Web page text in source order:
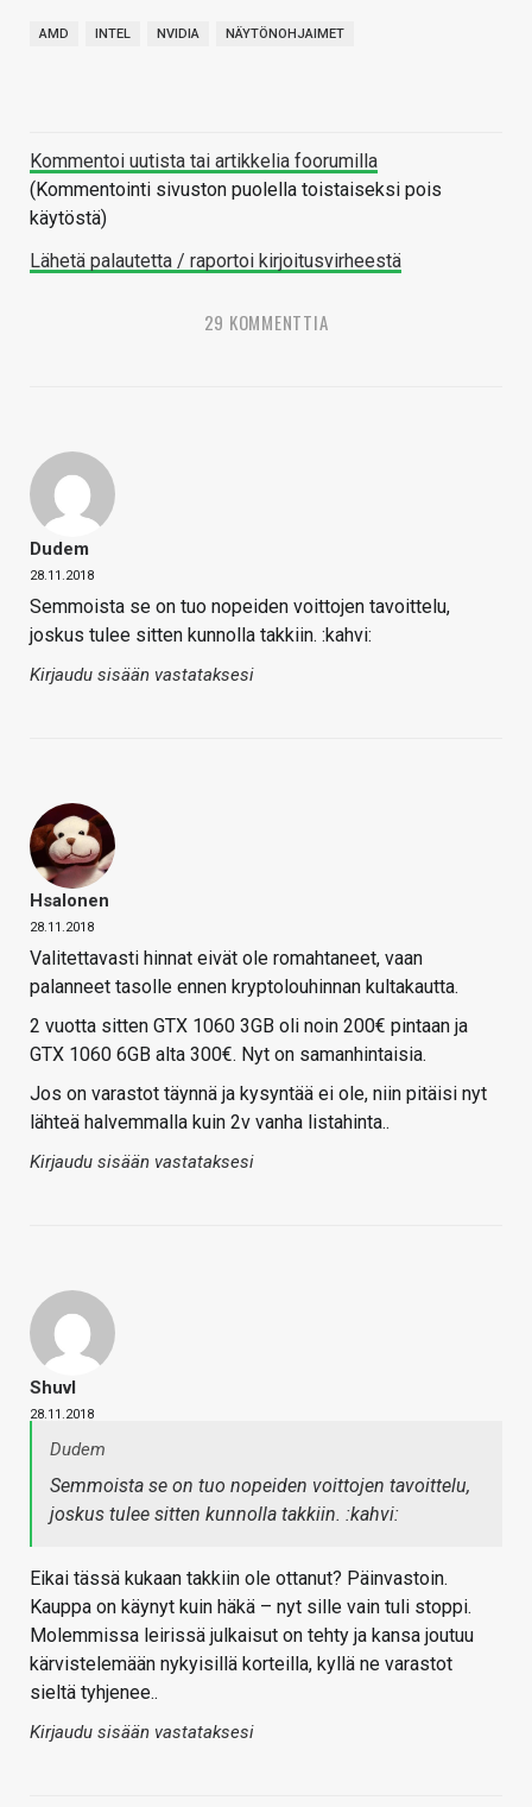
AMD INTEL NVIDIA NÄYTÖNOHJAIMET
Kommentoi uutista tai artikkelia foorumilla
(Kommentointi sivuston puolella toistaiseksi pois
käytöstä)
Lähetä palautetta / raportoi kirjoitusvirheestä
29 KOMMENTTIA
Dudem
28.11.2018
Semmoista se on tuo nopeiden voittojen tavoittelu,
joskus tulee sitten kunnolla takkiin. :kahvi:
Kirjaudu sisään vastataksesi
Hsalonen
28.11.2018
Valitettavasti hinnat eivät ole romahtaneet, vaan
palanneet tasolle ennen kryptolouhinnan kultakautta.
2 vuotta sitten GTX 1060 3GB oli noin 200€ pintaan ja
GTX 1060 6GB alta 300€. Nyt on samanhintaisia.
Jos on varastot täynnä ja kysyntää ei ole, niin pitäisi nyt
lähteä halvemmalla kuin 2v vanha listahinta..
Kirjaudu sisään vastataksesi
Shuvl
28.11.2018
Dudem
Semmoista se on tuo nopeiden voittojen tavoittelu,
joskus tulee sitten kunnolla takkiin. :kahvi:
Eikai tässä kukaan takkiin ole ottanut? Päinvastoin.
Kauppa on käynyt kuin häkä – nyt sille vain tuli stoppi.
Molemmissa leirissä julkaisut on tehty ja kansa joutuu
kärvistelemään nykyisillä korteilla, kyllä ne varastot
sieltä tyhjenee..
Kirjaudu sisään vastataksesi